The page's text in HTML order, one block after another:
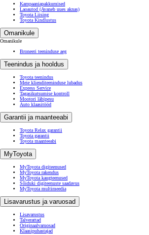
Kampaaniapakkumised
Laoautod (Avaneb uues aknas)
Toyota Liising
Toyota Kindlustus
Omanikule
Omanikule
Broneeri teeninduse aeg
Teenindus ja hooldus
Toyota teenindus
Meie klienditeeninduse lubadus
Express Service
Tagasikutsumise kontroll
Mootori läbipesu
Auto klaasitööd
Garantii ja maanteeabi
Toyota Relax garantii
Toyota garantii
Toyota maanteeabi
MyToyota
MyToyota digiteenused
MyToyota rakendus
MyToyota kaugteenused
Sõiduki digiteenuste saadavus
MyToyota multimeedia
Lisavarustus ja varuosad
Lisavarustus
Talverattad
Originaalvaruosad
Klaasipuhastajad